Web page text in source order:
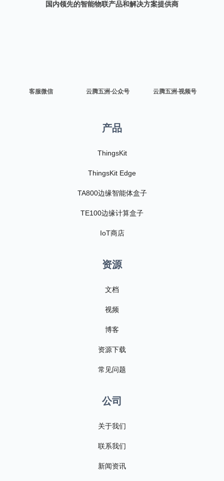
国内领先的智能物联产品和解决方案提供商
客服微信 云腾五洲·公众号 云腾五洲·视频号
产品
ThingsKit
ThingsKit Edge
TA800边缘智能体盒子
TE100边缘计算盒子
IoT商店
资源
文档
视频
博客
资源下载
常见问题
公司
关于我们
联系我们
新闻资讯